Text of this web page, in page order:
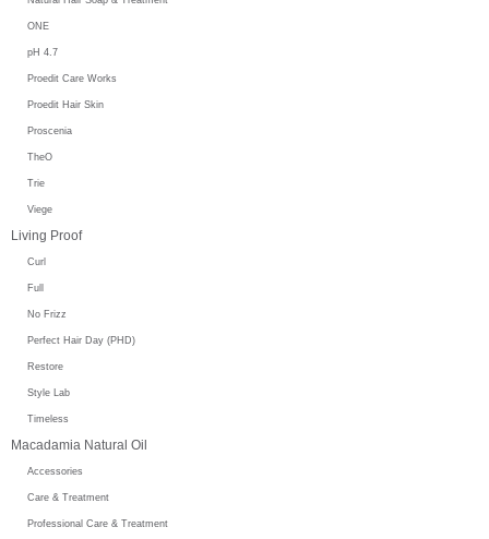
ONE
pH 4.7
Proedit Care Works
Proedit Hair Skin
Proscenia
TheO
Trie
Viege
Living Proof
Curl
Full
No Frizz
Perfect Hair Day (PHD)
Restore
Style Lab
Timeless
Macadamia Natural Oil
Accessories
Care & Treatment
Professional Care & Treatment